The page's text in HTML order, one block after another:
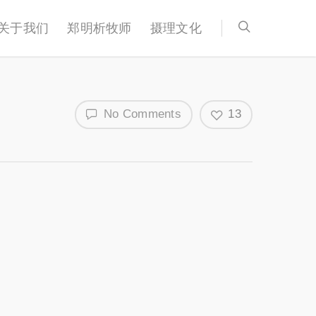
于我们 郑明析牧师 摄理文化
No Comments 13